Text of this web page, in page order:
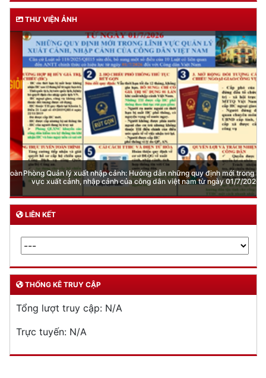
THƯ VIỆN ẢNH
Phòng Quản lý xuất nhập cảnh: Hướng dẫn những quy định mới trong lĩnh
vực xuất cảnh, nhập cảnh của công dân việt nam từ ngày 01/7/2026
LIÊN KẾT
THỐNG KÊ TRUY CẬP
Tổng lượt truy cập: N/A
Trực tuyến: N/A